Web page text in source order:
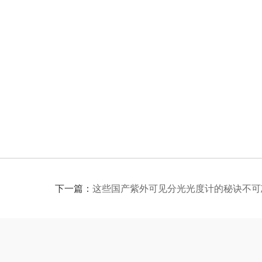
下一篇： 这些国产紫外可见分光光度计的秘诀不